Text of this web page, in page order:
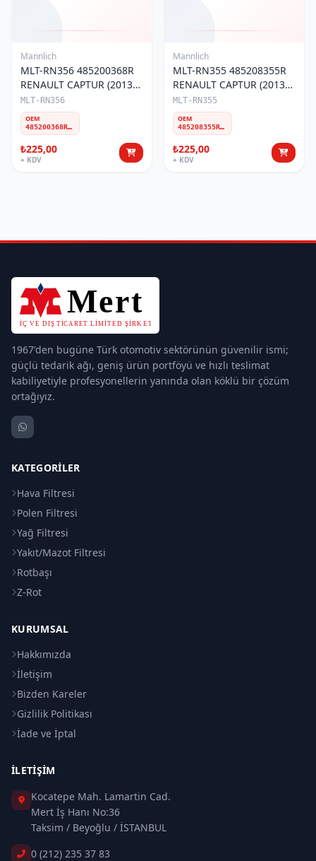
Mannlich
MLT-RN356 485200368R
RENAULT CAPTUR (2013-
20)/CLIO IV(2012-19)
ROTBAŞI SOL
MLT-RN356
OEM
485200368R 8660005250
₺225,00
+ KDV
Mannlich
MLT-RN355 485208355R
RENAULT CAPTUR (2013-
20)/CLIO IV(2012-19)
ROTBAŞI SAĞ
MLT-RN355
OEM
485208355R 8660005235
₺225,00
+ KDV
1967'den bugüne Türk otomotiv sektörünün güvenilir ismi;
güçlü tedarik ağı, geniş ürün portföyü ve hızlı teslimat
kabiliyetiyle profesyonellerin yanında olan köklü bir çözüm
ortağıyız.
KATEGORILER
Hava Filtresi
Polen Filtresi
Yağ Filtresi
Yakıt/Mazot Filtresi
Rotbaşı
Z-Rot
KURUMSAL
Hakkımızda
İletişim
Bizden Kareler
Gizlilik Politikası
İade ve İptal
İLETIŞIM
Kocatepe Mah. Lamartin Cad.
Mert İş Hanı No:36
Taksim / Beyoğlu / İSTANBUL
0 (212) 235 37 83